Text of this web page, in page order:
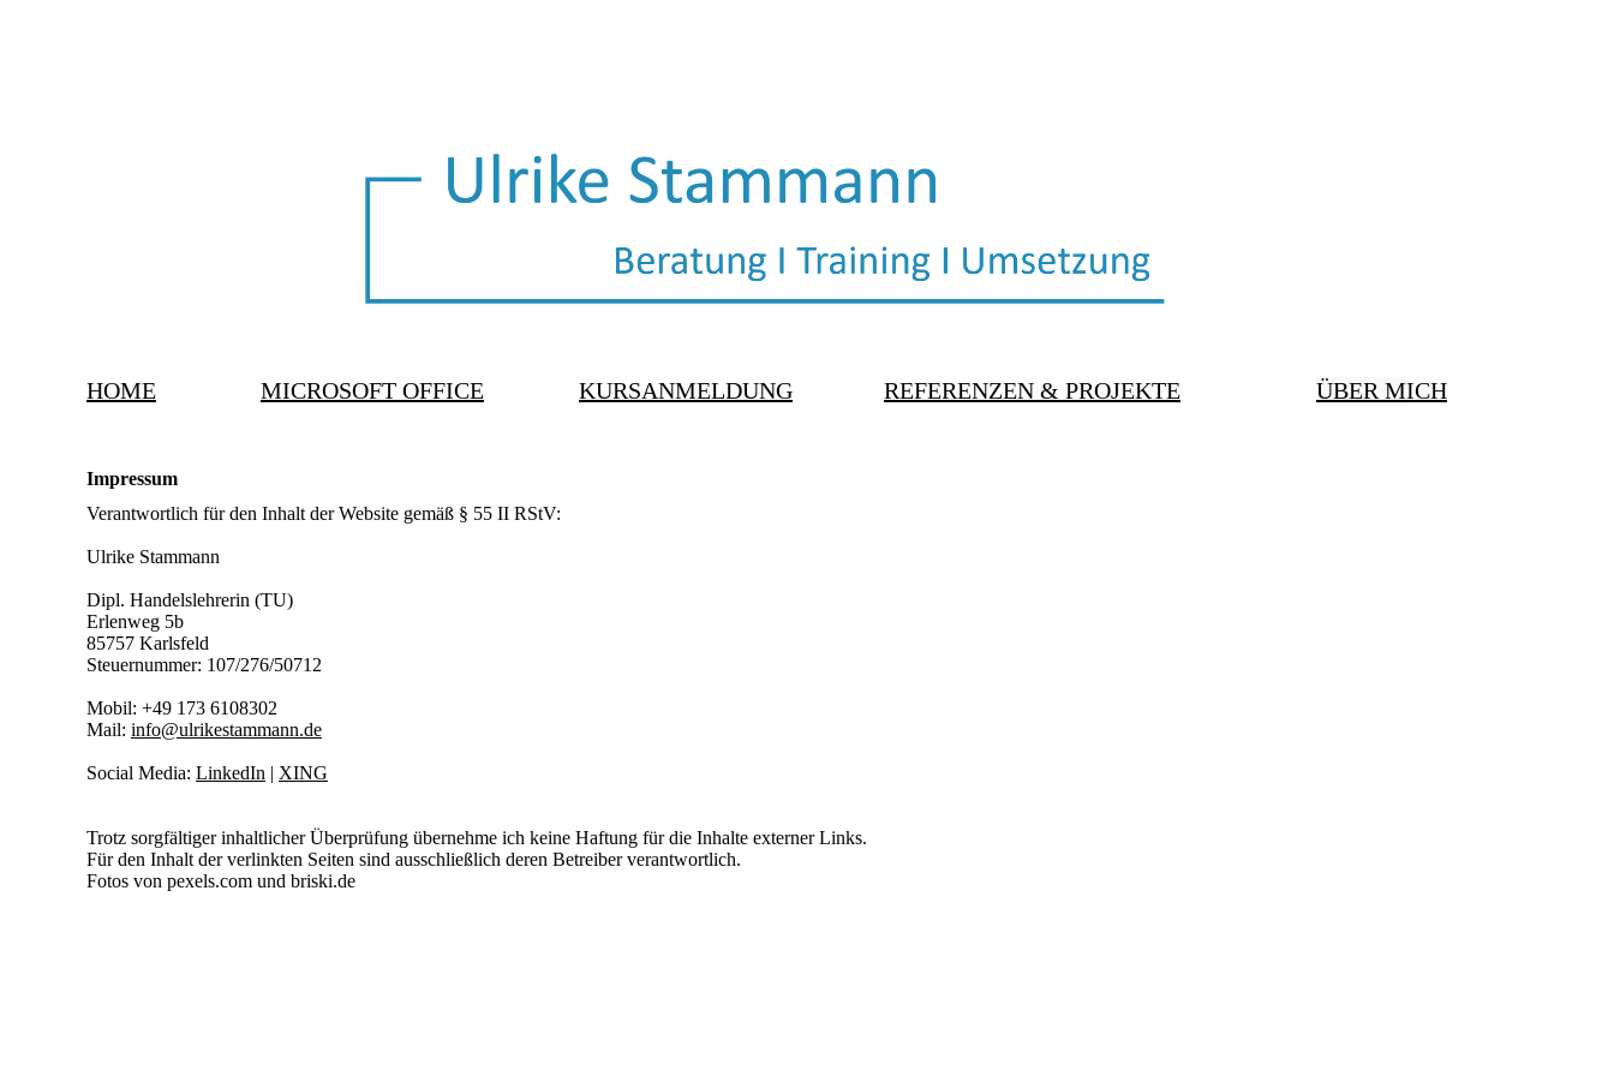
HOME MICROSOFT OFFICE KURSANMELDUNG REFERENZEN & PROJEKTE ÜBER MICH
Impressum
Verantwortlich für den Inhalt der Website gemäß § 55 II RStV:
Ulrike Stammann
Dipl. Handelslehrerin (TU)
Erlenweg 5b
85757 Karlsfeld
Steuernummer: 107/276/50712
Mobil: +49 173 6108302
Mail: info@ulrikestammann.de
Social Media: LinkedIn | XING
Trotz sorgfältiger inhaltlicher Überprüfung übernehme ich keine Haftung für die Inhalte externer Links.
Für den Inhalt der verlinkten Seiten sind ausschließlich deren Betreiber verantwortlich.
Fotos von pexels.com und briski.de